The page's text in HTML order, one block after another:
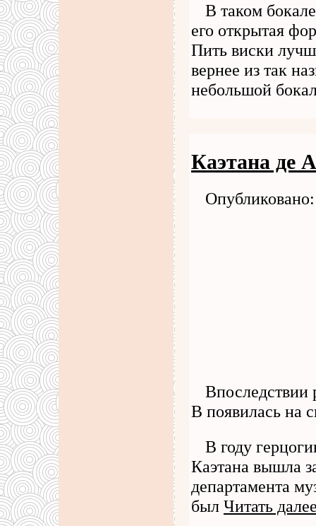
В таком
его открытая
Пить виски
вернее из так
небольшой
Каэтана де
В появилась на
В году
Каэтана вышла
департамента
был Читать